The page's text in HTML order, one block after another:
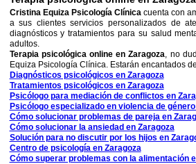
Cristina Equiza Psicología Clínica cuenta con
a sus clientes servicios personalizados de
diagnósticos y tratamientos para su salud
adultos.
Terapia psicológica online en Zaragoza
, no
Equiza Psicología Clínica. Estarán encantados
Diagnósticos psicológicos en Zaragoza
Tratamientos psicológicos en Zaragoza
Psicólogo para mediación de conflictos en
Psicólogo especializado en violencia de
Cómo solucionar problemas de pareja en
Cómo solucionar la ansiedad en Zaragoza
Solución para no discutir por los hijos en
Centro de psicología en Zaragoza
Cómo superar problemas con la alimentación